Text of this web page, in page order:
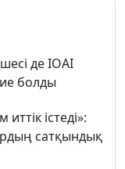
де IOAI
болды
істеді»:
сатқындық